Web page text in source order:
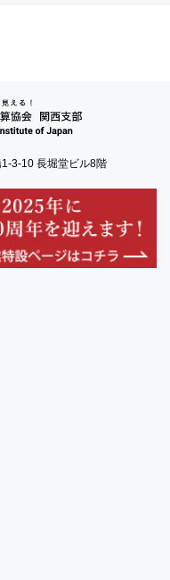
3-10 長堀堂ビル8階